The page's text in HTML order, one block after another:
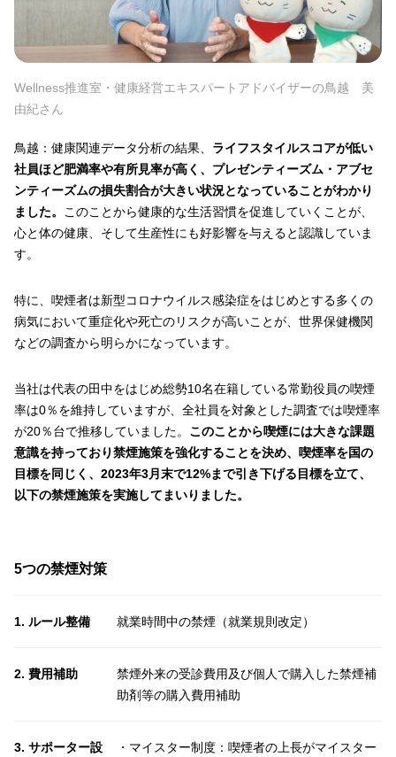
Wellness推進室・健康経営エキスパートアドバイザーの鳥越 美
由紀さん
鳥越：健康関連データ分析の結果、 ライフスタイルスコアが低い
社員ほど肥満率や有所見率が高く、プレゼンティーズム・アブセ
ンティーズムの損失割合が大きい状況となっていることがわかり
ました。
このことから健康的な生活習慣を促進していくことが、
心と体の健康、そして生産性にも好影響を与えると認識していま
す。
特に、喫煙者は新型コロナウイルス感染症をはじめとする多くの
病気において重症化や死亡のリスクが高いことが、世界保健機関
などの調査から明らかになっています。
当社は代表の田中をはじめ総勢10名在籍している常勤役員の喫煙
率は0％を維持していますが、全社員を対象とした調査では喫煙率
が20％台で推移していました。 このことから喫煙には大きな課題
意識を持っており禁煙施策を強化することを決め、喫煙率を国の
目標を同じく、2023年3月末で12%まで引き下げる目標を立て、
以下の禁煙施策を実施してまいりました。
5つの禁煙対策
1. ルール整備 就業時間中の禁煙（就業規則改定）
2. 費用補助
禁煙外来の受診費用及び個人で購入した禁煙補
助剤等の購入費用補助
3. サポーター設 ・マイスター制度：喫煙者の上長がマイスター